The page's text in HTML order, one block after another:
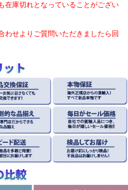
在庫切れとなっていることがござい
わせよりご質問いただきましたら回